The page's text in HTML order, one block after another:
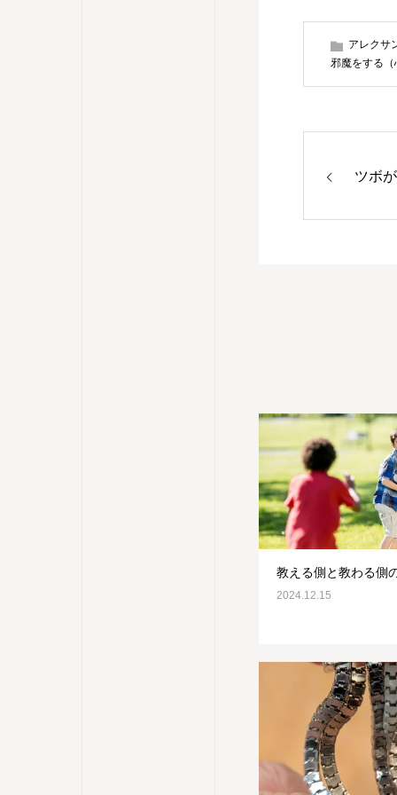
アレクサ
邪魔をする
ツボ
教える側と教わる側
2024.12.15